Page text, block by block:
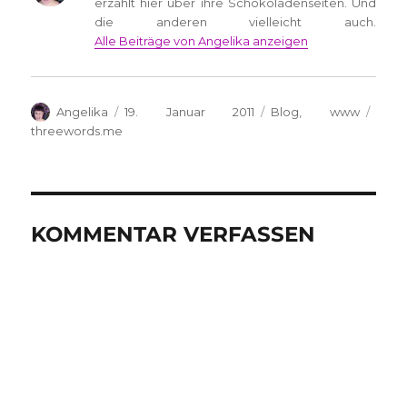
die anderen vielleicht auch.
Alle Beiträge von Angelika anzeigen
Autor
Angelika
Veröffentlicht
19. Januar 2011 Kategorien
Blog www
threewords.me
KOMMENTAR VERFASSEN